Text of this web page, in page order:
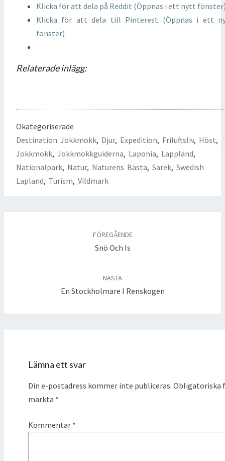
Klicka för att dela på Reddit (Öppnas i ett nytt
Klicka för att dela till Pinterest (Öppnas i ett
fönster)
Relaterade inlägg:
Okategoriserade
Destination Jokkmokk, Djur, Expedition, Friluftsliv, Höst,
Jokkmokk, Jokkmokkguiderna, Laponia, Lappland,
Nationalpark, Natur, Naturens Bästa, Sarek, Swedish
Lapland, Turism, Vildmark
FÖREGÅENDE
Snö Och Is
NÄSTA
En Stockholmare I Renskogen
Lämna ett svar
Din e-postadress kommer inte publiceras. Obligatoriska
märkta *
Kommentar *